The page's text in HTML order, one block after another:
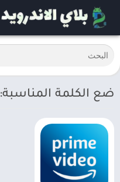
ضع الكلمة المناسبة: Amazon Prime Video